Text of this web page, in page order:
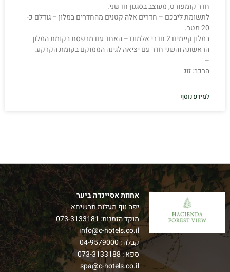
חדר קומפורט, מעוצב בסגנון חדשני.
לתשומת ליבכם – חדרים אלה קטנים מהחדרים במלון – גודלם כ-
20 מטר.
במלון קיימים 2 חדרי אלמונד– האחד עם מרפסת בקומת המלון
הראשונה והשני חדר עם יציאה לגינה הממוקם בקומת הקרקע.
–
הרכב: זוג
למידע נוסף
אחוזת אסיינדה ביער
יפה נוף מעלות תרשיחא
מוקד הזמנות: 073-3133181
info@c-hotels.co.il
קבלה :04-9579000
ספא :073-3133188
spa@c-hotels.co.il